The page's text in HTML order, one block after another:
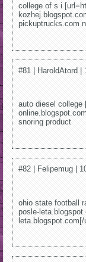
college of s i
pickuptrucks.com
#81 | HaroldAtord |
auto diesel college
snoring product
#82 | Felipemug |
ohio state football
posle-